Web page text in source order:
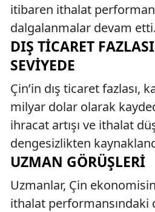
itibaren ithalat
dalgalanmalar devam etti.
DIŞ TICARET
SEVIYEDE
Çin’in dış ticaret fazlası,
milyar dolar olarak
ihracat artışı ve ithalat
dengesizlikten
UZMAN GÖRÜŞLERI
Uzmanlar, Çin
ithalat performansındaki